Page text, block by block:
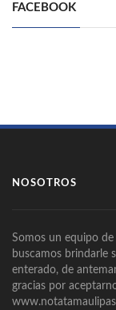
FACEBOOK
NOSOTROS
Somos un equipo
buscamos brindarle
enterado, de
gracias por